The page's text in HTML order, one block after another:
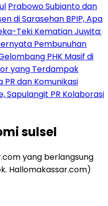
Prabowo Subianto dan
di Sarasehan BPIP, Apa
Teki Kematian Juwita:
Pembunuhan
PHK Masif di
yang Terdampak
PR dan Komunikasi
Sapulangit PR Kolaborasi
sulsel